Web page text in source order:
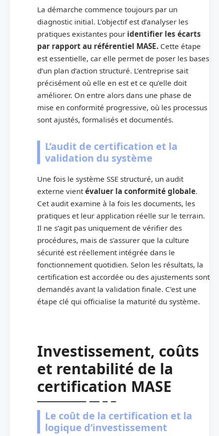
La démarche commence toujours par un
diagnostic initial. L’objectif est d’analyser les
pratiques existantes pour identifier les écarts
par rapport au référentiel MASE. Cette étape
est essentielle, car elle permet de poser les bases
d’un plan d’action structuré. L’entreprise sait
précisément où elle en est et ce qu’elle doit
améliorer. On entre alors dans une phase de
mise en conformité progressive, où les processus
sont ajustés, formalisés et documentés.
L’audit de certification et la
validation du système
Une fois le système SSE structuré, un audit
externe vient évaluer la conformité globale.
Cet audit examine à la fois les documents, les
pratiques et leur application réelle sur le terrain.
Il ne s’agit pas uniquement de vérifier des
procédures, mais de s’assurer que la culture
sécurité est réellement intégrée dans le
fonctionnement quotidien. Selon les résultats, la
certification est accordée ou des ajustements sont
demandés avant la validation finale. C’est une
étape clé qui officialise la maturité du système.
Investissement, coûts
et rentabilité de la
certification MASE
Le coût de la certification et la
logique d’investissement